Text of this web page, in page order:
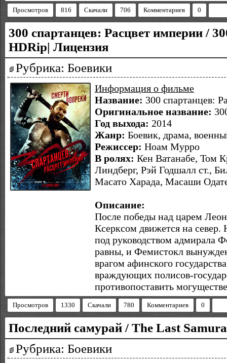
Просмотров 816 Скачали 706 Комментариев 0
300 спартанцев: Расцвет империи /
HDRip| Лицензия
Рубрика: Боевики
Информация о фильме
Название: 300 cпартанцев:
Оригинальное название:
Год выхода: 2014
Жанр: Боевик, драма,
Режиссер: Ноам Мурро
В ролях: Кен Ватанабе, Том
Линдберг, Рэй Годшалл ст.,
Масато Харада, Масаши
Описание:
После победы над царем
Ксерксом движется на
под руководством адмирала
равны, и Фемистокл
врагом афинского
враждующих полисов-
противопоставить
Просмотров 1330 Скачали 780 Комментариев 0
Последний самурай / The Last
Рубрика: Боевики